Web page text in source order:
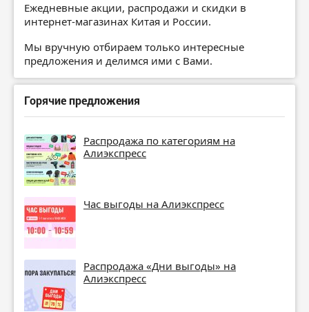
Ежедневные акции, распродажи и скидки в
интернет-магазинах Китая и России.
Мы вручную отбираем только интересные
предложения и делимся ими с Вами.
Горячие предложения
Распродажа по категориям на
Алиэкспресс
Час выгоды на Алиэкспресс
Распродажа «Дни выгоды» на
Алиэкспресс